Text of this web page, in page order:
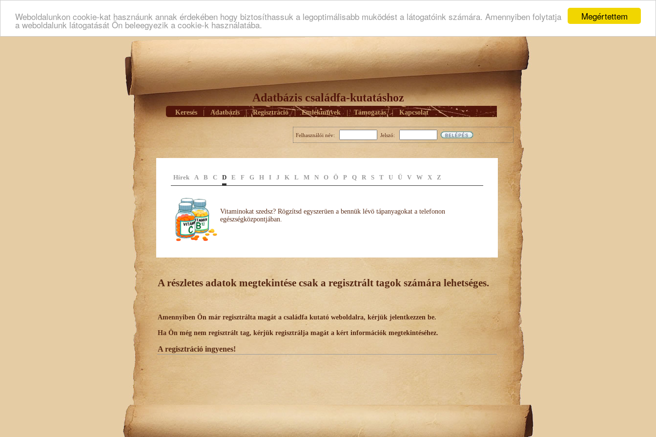
Megértettem
Weboldalunkon cookie-kat hasznáunk annak érdekében hogy biztosíthassuk a legoptimálisabb muködést a látogatóink számára. Amennyiben folytatja
a weboldalunk látogatását Ön beleegyezik a cookie-k használatába.
Adatbázis családfa-kutatáshoz
Keresés Adatbázis | Regisztráció | Emlékmûvek | Támogatás | Kapcsolat
Felhasználói név: Jelszó:
Hírek A B C D E F G H I J K L M N O Ö P Q R S T U Ü V W X Z
Vitaminokat szedsz? Rögzítsd egyszerüen a bennük lévö tápanyagokat a telefonon
egészségközpontjában.
A részletes adatok megtekintése csak a regisztrált tagok számára lehetséges.
Amennyiben Ön már regisztrálta magát a családfa kutató weboldalra, kérjük jelentkezzen be.
Ha Ön még nem regisztrált tag, kérjük regisztrálja magát a kért információk megtekintéséhez.
A regisztráció ingyenes!